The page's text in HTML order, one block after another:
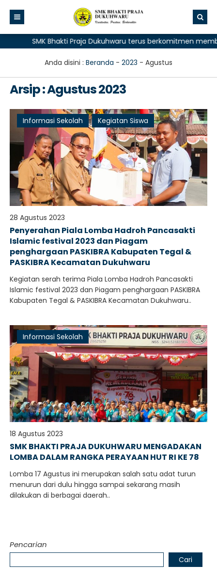
SMK Bhakti Praja Dukuhwaru terus berkomitmen
Anda disini : Beranda - 2023 - Agustus
Arsip : Agustus 2023
Informasi Sekolah Kegiatan Siswa
28 Agustus 2023
Penyerahan Piala Lomba Hadroh Pancasakti
Islamic festival 2023 dan Piagam
penghargaan PASKIBRA Kabupaten Tegal &
PASKIBRA Kecamatan Dukuhwaru
Kegiatan serah terima Piala Lomba Hadroh Pancasakti
Islamic festival 2023 dan Piagam penghargaan PASKIBRA
Kabupaten Tegal & PASKIBRA Kecamatan Dukuhwaru..
Informasi Sekolah
18 Agustus 2023
SMK BHAKTI PRAJA DUKUHWARU MENGADAKAN
LOMBA DALAM RANGKA PERAYAAN HUT RI KE 78
Lomba 17 Agustus ini merupakan salah satu adat turun
menurun dari dulu hingga sampai sekarang masih
dilakukan di berbagai daerah..
Pencarian
Cari